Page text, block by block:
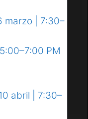
| 7:30–
PM
abril | 7:30–